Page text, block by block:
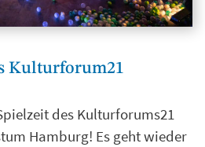
Kulturforum21
des Kulturforums21
Hamburg! Es geht wieder